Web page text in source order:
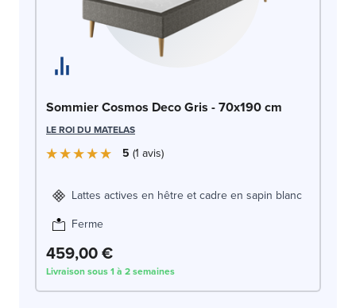
Sommier Cosmos Deco Gris - 70x190 cm
LE ROI DU MATELAS
5 1 avis
Lattes actives en hêtre et cadre en sapin blanc
Ferme
459,00 €
Livraison sous 1 à 2 semaines